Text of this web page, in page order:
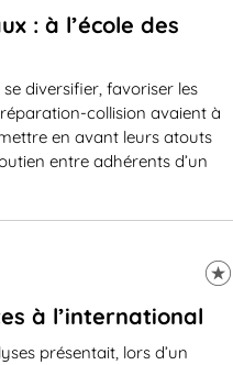
: à l’école des
diversifier, favoriser les
collision avaient à
en avant leurs atouts
entre adhérents d’un
à l’international
présentait, lors d’un